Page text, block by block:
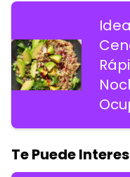
Te Puede